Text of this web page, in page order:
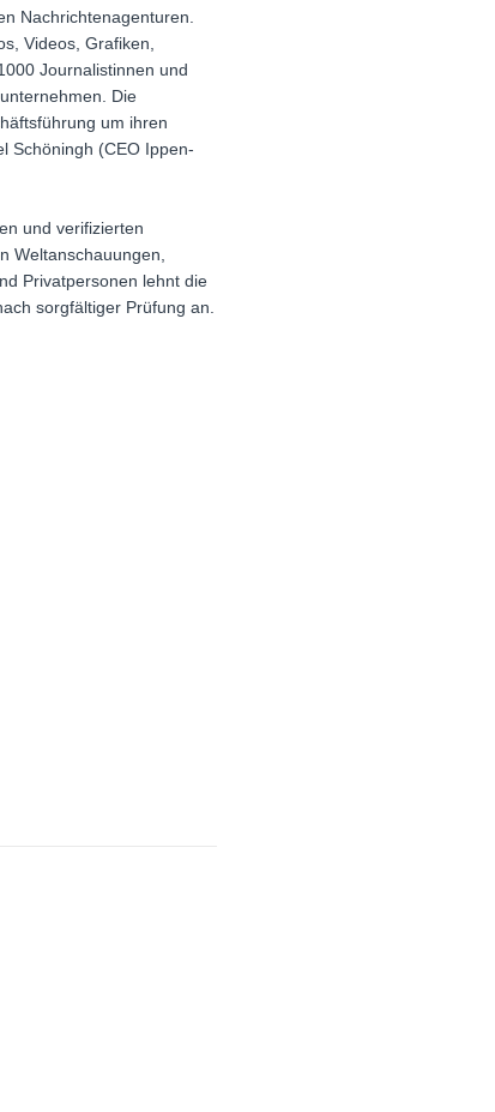
Nachrichtenagenturen.
Videos, Grafiken,
Journalistinnen und
Die
um ihren
Schöningh (CEO Ippen-
und verifizierten
Weltanschauungen,
Privatpersonen lehnt die
sorgfältiger Prüfung an.